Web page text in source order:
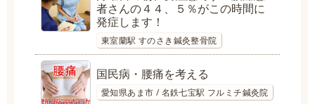
者さんの４４、５％がこの時間に
発症します！
東室蘭駅 すのさき鍼灸整骨院
国民病・腰痛を考える
愛知県あま市 / 名鉄七宝駅 フルミチ鍼灸院